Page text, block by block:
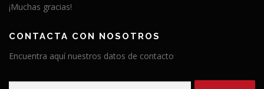
¡Muchas gracias!
CONTACTA CON NOSOTROS
Encuentra aquí nuestros datos de contacto